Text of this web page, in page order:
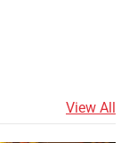
View All